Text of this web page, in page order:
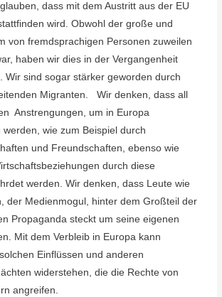
dass mit dem Austritt aus der EU
wird. Obwohl der große und
von fremdsprachigen Personen zuweilen
haben wir dies in der Vergangenheit
Wir sind sogar stärker geworden durch
Migranten.
Wir denken, dass all
Anstrengungen, um in Europa
wie zum Beispiel durch
und Freundschaften, ebenso wie
durch diese
werden. Wir denken, dass Leute wie
der Medienmogul, hinter dem Großteil der
Propaganda steckt um seine eigenen
Mit dem Verbleib in Europa kann
Einflüssen und anderen
widerstehen, die die Rechte von
angreifen.